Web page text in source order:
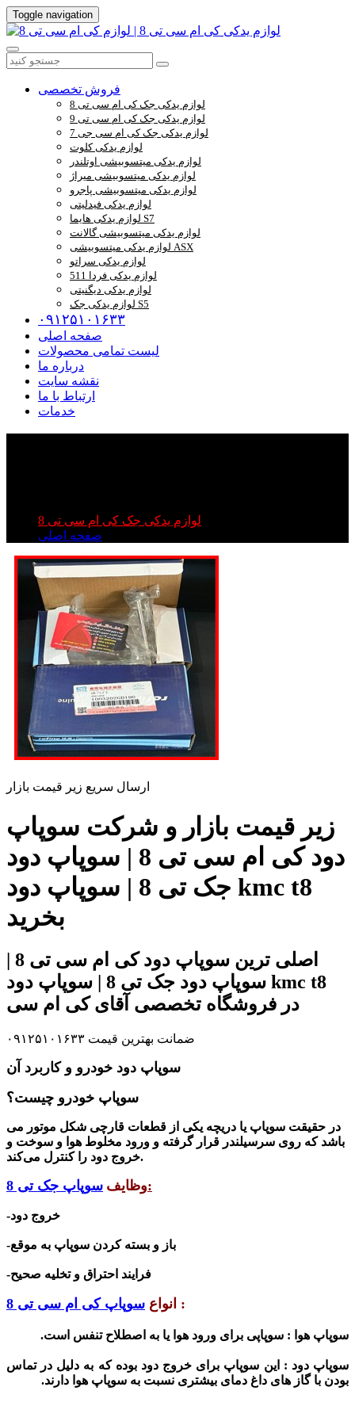
Toggle navigation
فروش تخصصی
لوازم یدکی جک کی ام سی تی 8
لوازم یدکی جک کی ام سی تی 9
لوازم یدکی جک کی ام سی جی 7
لوازم یدکی کلوت
لوازم یدکی میتسوبیشی اوتلندر
لوازم یدکی میتسوبیشی میراژ
لوازم یدکی میتسوبیشی پاجرو
لوازم یدکی فیدلیتی
لوازم یدکی هایما S7
لوازم یدکی میتسوبیشی گالانت
لوازم یدکی میتسوبیشی ASX
لوازم یدکی سراتو
لوازم یدکی فردا 511
لوازم یدکی دیگنیتی
لوازم یدکی جک S5
۰۹۱۲۵۱۰۱۶۳۳
صفحه اصلی
لیست تمامی محصولات
درباره ما
نقشه سایت
ارتباط با ما
خدمات
لوازم یدکی جک کی ام سی تی 8
صفحه اصلی
ارسال سریع زیر قیمت بازار
زیر قیمت بازار و شرکت سوپاپ
دود کی ام سی تی 8 | سوپاپ دود
جک تی 8 | سوپاپ دود kmc t8
بخرید
سوپاپ دود جک تی 8 | سوپاپ دود kmc t8
در فروشگاه تخصصی آقای کی ام سی
ضمانت بهترین قیمت ۰۹۱۲۵۱۰۱۶۳۳
سوپاپ دود خودرو و کاربرد آن
سوپاپ خودرو چیست؟
در حقیقت سوپاپ یا دریچه یکی از قطعات قارچی شکل موتور می
باشد که روی سرسیلندر قرار گرفته و ورود مخلوط هوا و سوخت و
خروج دودرا کنترل می‌کند.
وظایف سوپاپ جک تی 8 :
-خروج دود
-باز و بسته کردن سوپاپ به موقع
-فرایند احتراق و تخلیه صحیح
انواع سوپاپ کی ام سی تی 8 :
سوپاپ هوا : سوپاپی برای ورود هوا یا به اصطلاح تنفس است.
سوپاپ دود : این سوپاپ برای خروج دود بوده که به دلیل در تماس
بودن با گاز های داغ دمای بیشتری نسبت به سوپاپ هوا دارند.